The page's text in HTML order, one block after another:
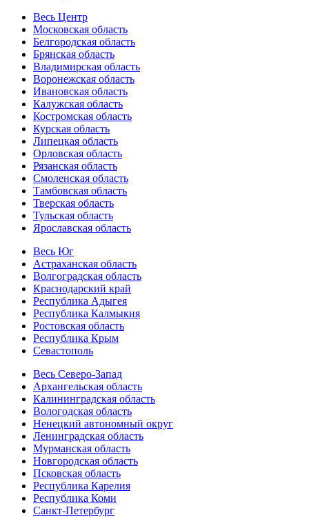
Весь Центр
Московская область
Белгородская область
Брянская область
Владимирская область
Воронежская область
Ивановская область
Калужская область
Костромская область
Курская область
Липецкая область
Орловская область
Рязанская область
Смоленская область
Тамбовская область
Тверская область
Тульская область
Ярославская область
Весь Юг
Астраханская область
Волгоградская область
Краснодарский край
Республика Адыгея
Республика Калмыкия
Ростовская область
Республика Крым
Севастополь
Весь Северо-Запад
Архангельская область
Калининградская область
Вологодская область
Ненецкий автономный округ
Ленинградская область
Мурманская область
Новгородская область
Псковская область
Республика Карелия
Республика Коми
Санкт-Петербург